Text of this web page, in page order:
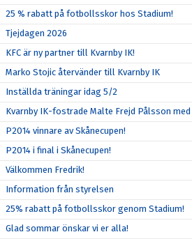
25 % rabatt på fotbollsskor hos Stadium!
Tjejdagen 2026
KFC är ny partner till Kvarnby IK!
Marko Stojic återvänder till Kvarnby IK
Inställda träningar idag 5/2
Kvarnby IK-fostrade Malte Frejd Pålsson med
P2014 vinnare av Skånecupen!
P2014 i final i Skånecupen!
Välkommen Fredrik!
Information från styrelsen
25% rabatt på fotbollsskor genom Stadium!
Glad sommar önskar vi er alla!